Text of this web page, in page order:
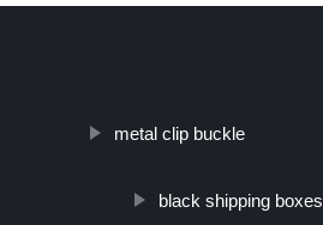
metal clip buckle
black shipping boxes